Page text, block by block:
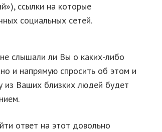
ссылки на которые
социальных сетей.
слышали ли Вы о каких-либо
и напрямую спросить об этом и
из Ваших близких людей будет
ответ на этот довольно